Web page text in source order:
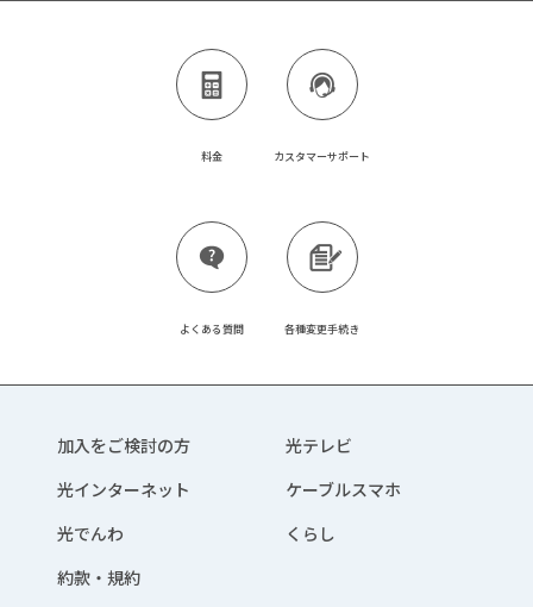
料金 カスタマーサポート
よくある質問 各種変更手続き
加入をご検討の方
光テレビ
光インターネット
ケーブルスマホ
光でんわ
くらし
約款・規約